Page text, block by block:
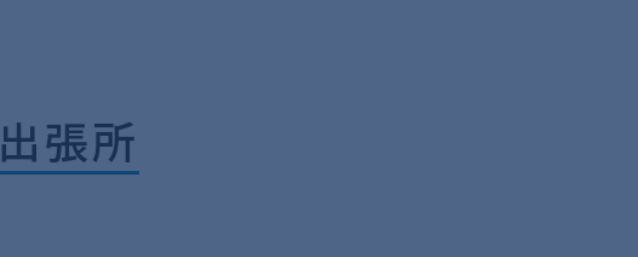
張所